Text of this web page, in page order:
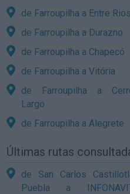
de Farroupilha a Entre Rios
de Farroupilha a Durazno
de Farroupilha a Chapecó
de Farroupilha a Vitória
de Farroupilha a
Largo
de Farroupilha a Alegrete
Últimas rutas
de San Carlos
Puebla a